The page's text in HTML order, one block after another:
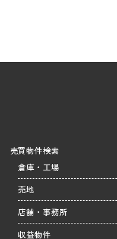
売買物件検索
倉庫・工場
売地
店舗・事務所
収益物件